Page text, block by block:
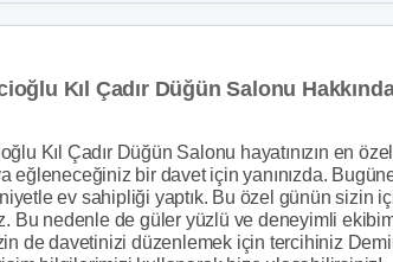
Kıl Çadır Düğün Salonu
Kıl Çadır Düğün Salonu hayatınızın en
eğleneceğiniz bir davet için yanınızda.
ev sahipliği yaptık. Bu özel günün sizin
Bu nedenle de güler yüzlü ve deneyimli
de davetinizi düzenlemek için tercihiniz